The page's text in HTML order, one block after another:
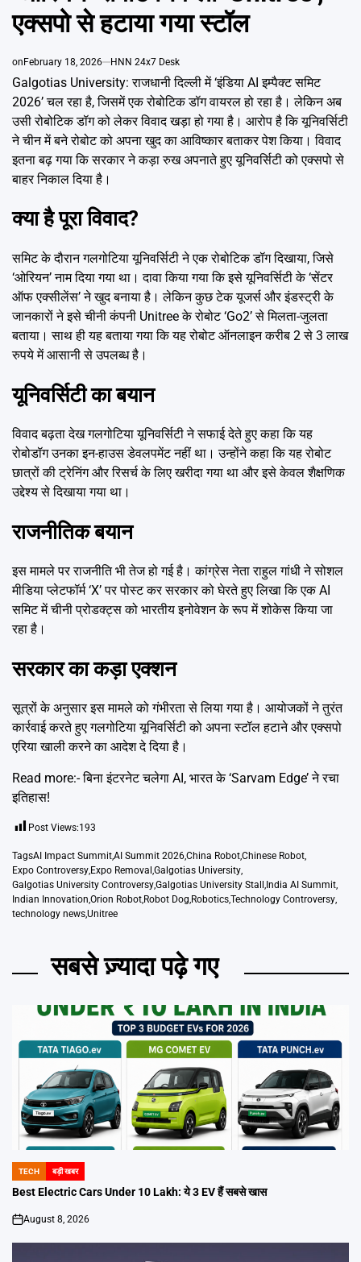
एक्सपो से हटाया गया स्टॉल
onFebruary 18, 2026 HNN 24x7 Desk
Galgotias University: राजधानी दिल्ली में ‘इंडिया AI इम्पैक्ट समिट
2026’ चल रहा है, जिसमें एक रोबोटिक डॉग वायरल हो रहा है। लेकिन अब
उसी रोबोटिक डॉग को लेकर विवाद खड़ा हो गया है। आरोप है कि यूनिवर्सिटी
ने चीन में बने रोबोट को अपना खुद का आविष्कार बताकर पेश किया। विवाद
इतना बढ़ गया कि सरकार ने कड़ा रुख अपनाते हुए यूनिवर्सिटी को एक्सपो से
बाहर निकाल दिया है।
क्या है पूरा विवाद?
समिट के दौरान गलगोटिया यूनिवर्सिटी ने एक रोबोटिक डॉग दिखाया, जिसे
‘ओरियन’ नाम दिया गया था। दावा किया गया कि इसे यूनिवर्सिटी के ‘सेंटर
ऑफ एक्सीलेंस’ ने खुद बनाया है। लेकिन कुछ टेक यूजर्स और इंडस्ट्री के
जानकारों ने इसे चीनी कंपनी Unitree के रोबोट ‘Go2’ से मिलता-जुलता
बताया। साथ ही यह बताया गया कि यह रोबोट ऑनलाइन करीब 2 से 3 लाख
रुपये में आसानी से उपलब्ध है।
यूनिवर्सिटी का बयान
विवाद बढ़ता देख गलगोटिया यूनिवर्सिटी ने सफाई देते हुए कहा कि यह
रोबोडॉग उनका इन-हाउस डेवलपमेंट नहीं था। उन्होंने कहा कि यह रोबोट
छात्रों की ट्रेनिंग और रिसर्च के लिए खरीदा गया था और इसे केवल शैक्षणिक
उद्देश्य से दिखाया गया था।
राजनीतिक बयान
इस मामले पर राजनीति भी तेज हो गई है। कांग्रेस नेता राहुल गांधी ने सोशल
मीडिया प्लेटफॉर्म ‘X’ पर पोस्ट कर सरकार को घेरते हुए लिखा कि एक AI
समिट में चीनी प्रोडक्ट्स को भारतीय इनोवेशन के रूप में शोकेस किया जा
रहा है।
सरकार का कड़ा एक्शन
सूत्रों के अनुसार इस मामले को गंभीरता से लिया गया है। आयोजकों ने तुरंत
कार्रवाई करते हुए गलगोटिया यूनिवर्सिटी को अपना स्टॉल हटाने और एक्सपो
एरिया खाली करने का आदेश दे दिया है।
Read more:-बिना इंटरनेट चलेगा AI, भारत के ‘Sarvam Edge’ ने रचा
इतिहास!
Post Views:193
TagsAI Impact Summit,AI Summit 2026,China Robot,Chinese Robot,
Expo Controversy,Expo Removal ,Galgotias University,
Galgotias University Controversy,Galgotias University Stall , India AI Summit,
Indian Innovation,Orion Robot,Robot Dog,Robotics,Technology Controversy,
technology news,Unitree
सबसे ज़्यादा पढ़े गए
POSTED
IN
TECH बड़ी खबर
Best Electric Cars Under 10 Lakh: ये 3 EV हैं सबसे खास
on
August 8, 2026